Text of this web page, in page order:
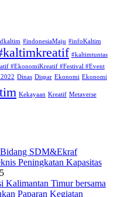
#indonesiaMaju #infoKaltim
#kaltimtuntas
#EkonomiKreatif #Festival #Event
Dinas Dispar Ekonomi Ekonomi
Kekayaan Kreatif Metaverse
SDM&Ekraf
Peningkatan Kapasitas
Kalimantan Timur bersama
Paparan Kegiatan